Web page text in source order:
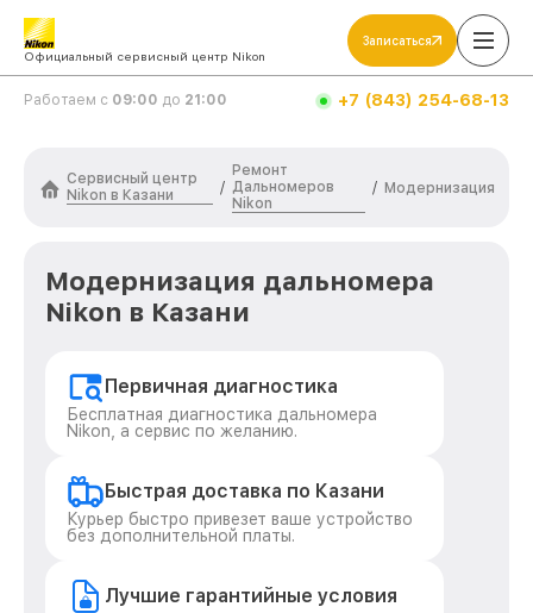
Официальный сервисный центр Nikon
Записаться
Работаем с 09:00 до 21:00 +7 (843) 254-68-13
Сервисный центр
Nikon в Казани
/
Ремонт
Дальномеров
Nikon
/ Модернизация
Модернизация дальномера
Nikon в Казани
Первичная диагностика
Бесплатная диагностика дальномера
Nikon, а сервис по желанию.
Быстрая доставка по Казани
Курьер быстро привезет ваше устройство
без дополнительной платы.
Лучшие гарантийные условия